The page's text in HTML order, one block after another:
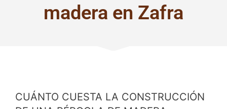
madera en Zafra
CUÁNTO CUESTA LA CONSTRUCCIÓN